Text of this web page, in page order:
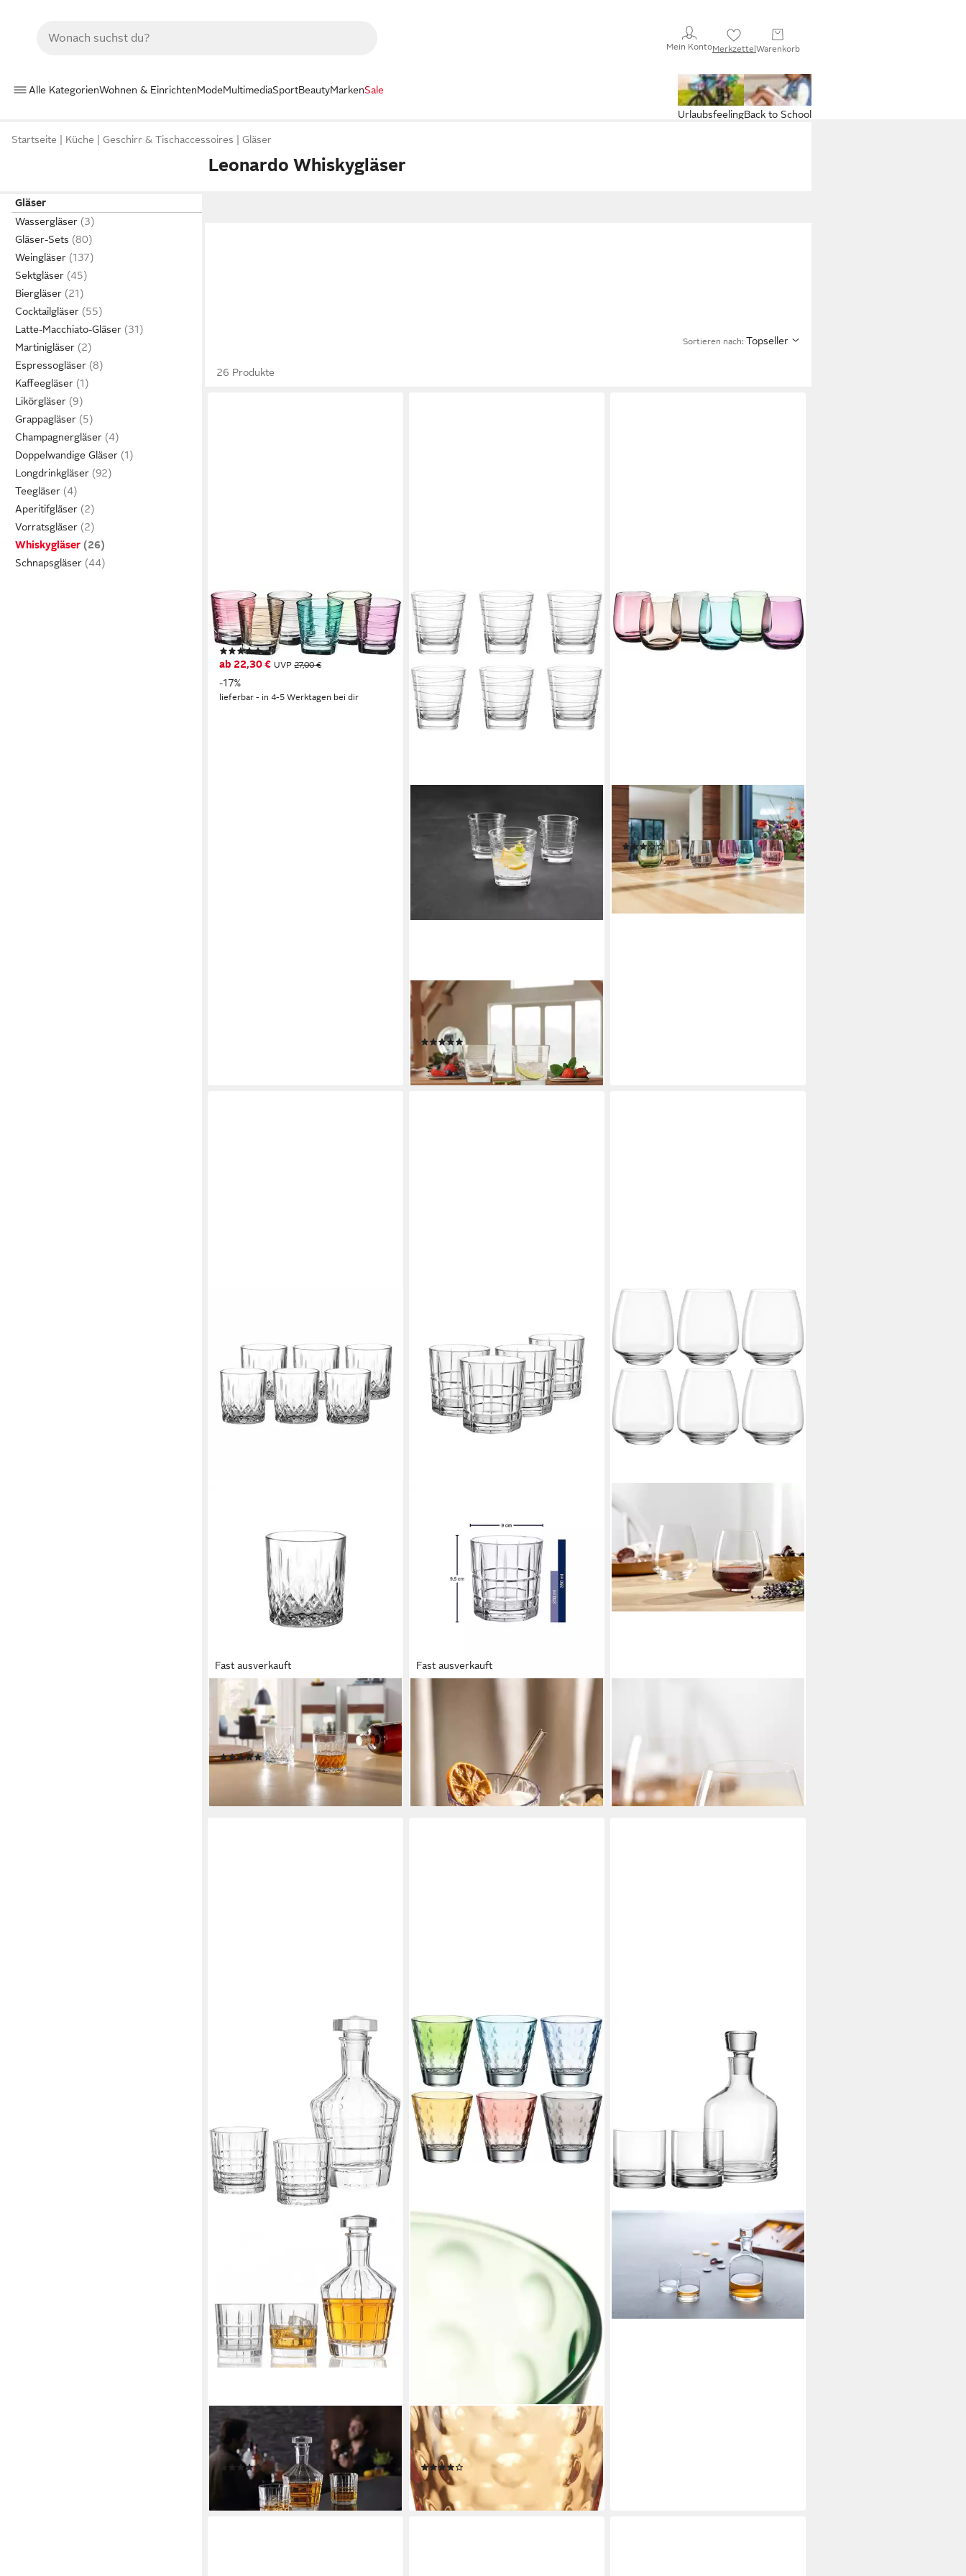
Mein KontoMerkzettelWarenkorb
Alle KategorienWohnen & EinrichtenModeMultimediaSportBeautyMarkenSale
Back to School
Urlaubsfeeling
Startseite Küche Geschirr & Tischaccessoires Gläser
Leonardo Whiskygläser
Gläser
Wassergläser
Gläser-Sets
Weingläser
Sektgläser
Biergläser
Cocktailgläser
Latte-Macchiato-Gläser
Martinigläser
Espressogläser
Kaffeegläser
Likörgläser
Grappagläser
Champagnergläser
Doppelwandige Gläser
Longdrinkgläser
Teegläser
Aperitifgläser
Vorratsgläser
Whiskygläser
Schnapsgläser
Sortieren nach: Topseller
26 Produkte
LEONARDO
Whiskyglas VARIO, 6-tlg., Glas, 250
ml, 6-teilig
(2)
ab 22,30 € UVP27,00 €
-17%
lieferbar - in 4-5 Werktagen bei dir
LEONARDO
Whiskyglas VARIO, 6-tlg., Glas, 250
ml, 6-teilig
(9)
ab 16,55 €
lieferbar - in 4-5 Werktagen bei dir
LEONARDO
Whiskyglas SORA, 6-tlg., Glas, 360
ml, 6-teilig
(2)
ab 33,16 € UVP45,00 €
-26%
lieferbar - in 4-5 Werktagen bei dir
Fast ausverkauft
LEONARDO
Whiskyglas Limited Edition
Whiskybecher 320 ml 6er Set, 6-tlg.,
Glas
(1)
lieferbar - in 2-3 Werktagen bei dir
Fast ausverkauft
Whiskygläser 350 ml 4er Set, 4-tlg.,
36,45 €
lieferbar - in 2-3 Werktagen bei dir
Whiskybecher,
32,99 €
lieferbar - in 4-5 Werktagen bei dir
LEONARDO
Gläser-Set SPIRITII, 3-tlg., Glas, 3-
teilig (1 Karaffe, 2 Gläser), Reliefoptik
ab 59,90 €
lieferbar - in 5-6 Werktagen bei dir
LEONARDO
Gläser-Set OPTIC, 6-tlg., Glas, 215
ml, 6-teilig
28,90 €
lieferbar - in 4-5 Werktagen bei dir
Gläser-Set AMBROGIO, 3-tlg., Glas,
(1 Karaffe, 2 Whiskygläser), 3-teilig
lieferbar - in 5-6 Werktagen bei dir